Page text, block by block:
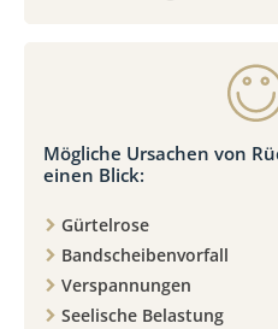
Mögliche Ursachen von
einen Blick:
Gürtelrose
Bandscheibenvorfall
Verspannungen
Seelische Belastung